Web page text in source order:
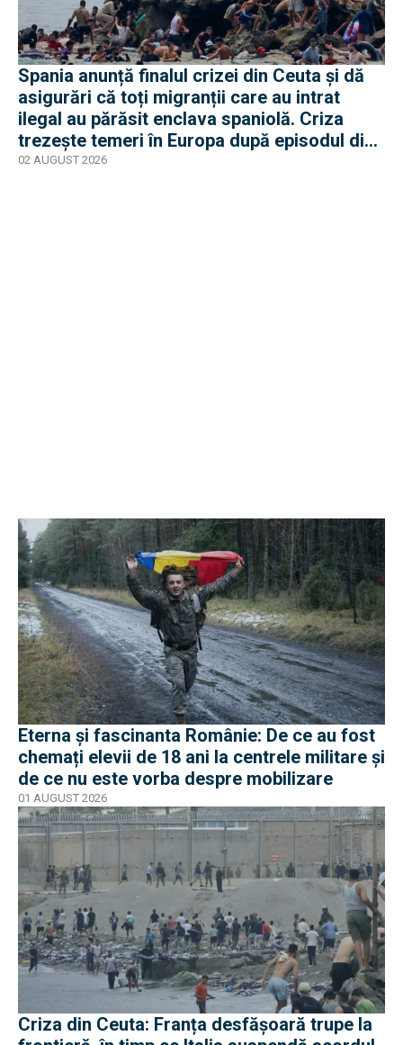
Spania anunță finalul crizei din Ceuta și dă
asigurări că toți migranții care au intrat
ilegal au părăsit enclava spaniolă. Criza
trezește temeri în Europa după episodul din
2015
02 AUGUST 2026
Eterna și fascinanta Românie: De ce au fost
chemați elevii de 18 ani la centrele militare și
de ce nu este vorba despre mobilizare
01 AUGUST 2026
Criza din Ceuta: Franța desfășoară trupe la